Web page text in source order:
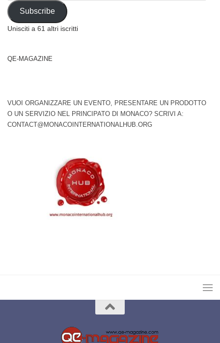
Address
Subscribe
Unisciti a 61 altri iscritti
QE-MAGAZINE
VUOI ORGANIZZARE UN EVENTO, PRESENTARE UN PRODOTTO
O UN SERVIZIO NEL PRINCIPATO DI MONACO? SCRIVI A:
CONTACT@MONACOINTERNATIONALHUB.ORG